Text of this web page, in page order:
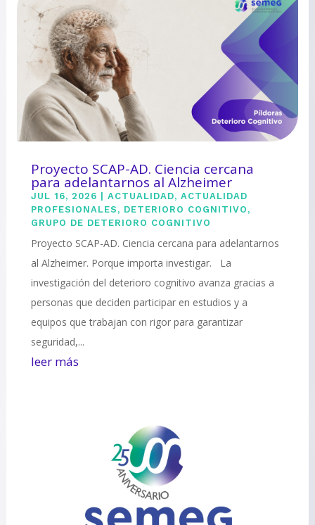
Proyecto SCAP-AD. Ciencia cercana
para adelantarnos al Alzheimer
JUL 16, 2026 | ACTUALIDAD, ACTUALIDAD
PROFESIONALES , DETERIORO COGNITIVO ,
GRUPO DE DETERIORO COGNITIVO
Proyecto SCAP-AD. Ciencia cercana para adelantarnos
al Alzheimer. Porque importa investigar. La
investigación del deterioro cognitivo avanza gracias a
personas que deciden participar en estudios y a
equipos que trabajan con rigor para garantizar
seguridad,...
leer más